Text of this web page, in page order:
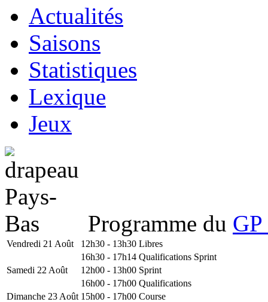
Actualités
Saisons
Statistiques
Lexique
Jeux
Programme du
Vendredi 21 Août 12h30 - 13h30 Libres
16h30 - 17h14 Qualifications Sprint
Samedi 22 Août
12h00 - 13h00 Sprint
16h00 - 17h00 Qualifications
Dimanche 23 Août 15h00 - 17h00 Course